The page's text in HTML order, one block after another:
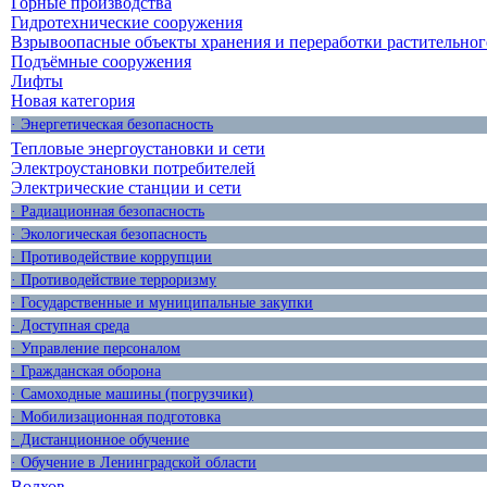
Гидротехнические сооружения
Взрывоопасные объекты хранения и переработки
Подъёмные сооружения
Лифты
Новая категория
· Энергетическая безопасность
Тепловые энергоустановки и сети
Электроустановки потребителей
Электрические станции и сети
· Радиационная безопасность
· Экологическая безопасность
· Противодействие коррупции
· Противодействие терроризму
· Государственные и муниципальные закупки
· Доступная среда
· Управление персоналом
· Гражданская оборона
· Самоходные машины (погрузчики)
· Мобилизационная подготовка
· Дистанционное обучение
· Обучение в Ленинградской области